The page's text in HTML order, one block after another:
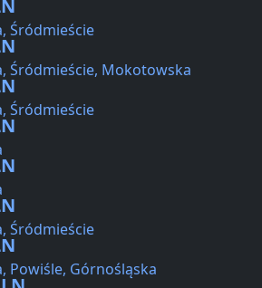
Śródmieście
Śródmieście, Mokotowska
Śródmieście
Śródmieście
Powiśle, Górnośląska